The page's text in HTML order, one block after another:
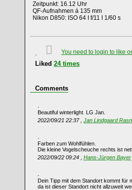
Zeitpunkt: 16.12 Uhr
QF-Aufnahmen á 135 mm
Nikon D850: ISO 64 I f/11 I 1/60 s
You need to login to like
Liked 24times
Comments
Beautiful winterlight. LG Jan.
2022/09/21 22:37 , Jan Lindgaard
Farben zum Wohlfühlen.
Die kleine Vogelscheuche rechts ist
2022/09/22 09:24 , Hans-Jürgen Bayer
Dein Tipp mit dem Standort kommt für
da ist dieser Standort nicht allzuweit